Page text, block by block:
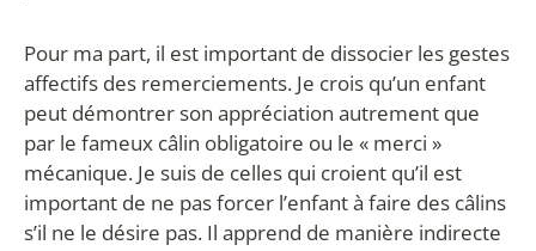
Pour ma part, il est important de dissocier les gestes
affectifs des remerciements. Je crois qu’un enfant
peut démontrer son appréciation autrement que
par le fameux câlin obligatoire ou le « merci »
mécanique. Je suis de celles qui croient qu’il est
important de ne pas forcer l’enfant à faire des câlins
s’il ne le désire pas. Il apprend de manière indirecte